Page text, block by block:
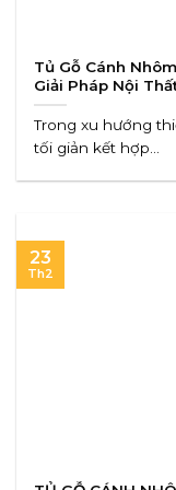
Tủ Gỗ Cánh
Giải Pháp Nội
Nhôm Kính Tone
Thất Tối Giản,
Trong xu hướng
tối giản kết hợp...
23
Th2